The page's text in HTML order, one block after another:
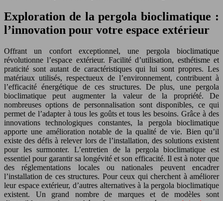
Exploration de la pergola bioclimatique :
l’innovation pour votre espace extérieur
Offrant un confort exceptionnel, une pergola bioclimatique
révolutionne l’espace extérieur. Facilité d’utilisation, esthétisme et
praticité sont autant de caractéristiques qui lui sont propres. Les
matériaux utilisés, respectueux de l’environnement, contribuent à
l’efficacité énergétique de ces structures. De plus, une pergola
bioclimatique peut augmenter la valeur de la propriété. De
nombreuses options de personnalisation sont disponibles, ce qui
permet de l’adapter à tous les goûts et tous les besoins. Grâce à des
innovations technologiques constantes, la pergola bioclimatique
apporte une amélioration notable de la qualité de vie. Bien qu’il
existe des défis à relever lors de l’installation, des solutions existent
pour les surmonter. L’entretien de la pergola bioclimatique est
essentiel pour garantir sa longévité et son efficacité. Il est à noter que
des réglementations locales ou nationales peuvent encadrer
l’installation de ces structures. Pour ceux qui cherchent à améliorer
leur espace extérieur, d’autres alternatives à la pergola bioclimatique
existent. Un grand nombre de marques et de modèles sont